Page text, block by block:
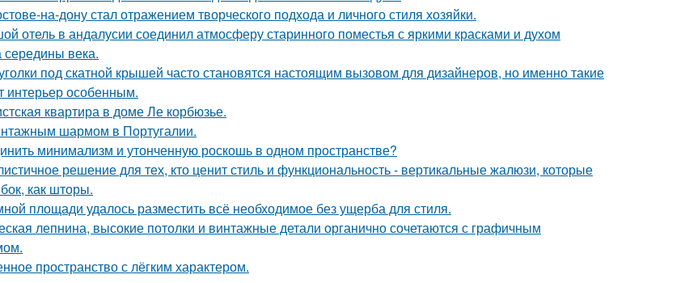
на-дону стал отражением творческого подхода и личного стиля хозяйки.
отель в андалусии соединил атмосферу старинного поместья с яркими красками и духом
века.
под скатной крышей часто становятся настоящим вызовом для дизайнеров, но именно такие
интерьер особенным.
квартира в доме Ле корбюзье.
шармом в Португалии.
минимализм и утонченную роскошь в одном пространстве?
решение для тех, кто ценит стиль и функциональность - вертикальные жалюзи, которые
как шторы.
площади удалось разместить всё необходимое без ущерба для стиля.
лепнина, высокие потолки и винтажные детали органично сочетаются с графичным
пространство с лёгким характером.